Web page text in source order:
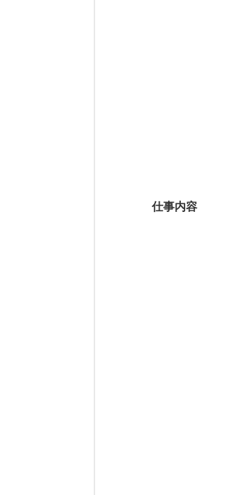
仕事内容